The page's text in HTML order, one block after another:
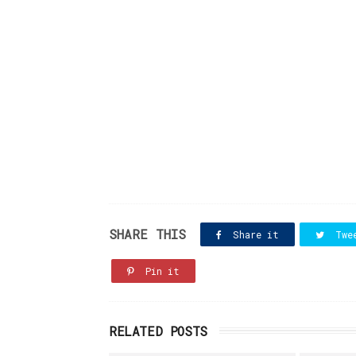
SHARE THIS Share it
Pin it
RELATED POSTS